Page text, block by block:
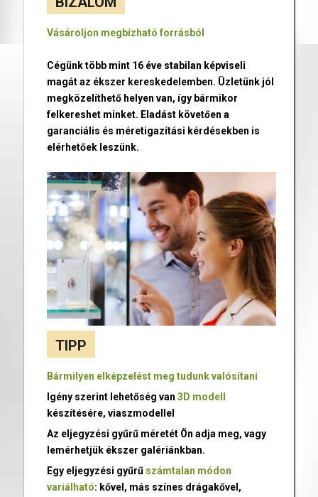
Vásároljon megbízható forrásból
Cégünk több mint 16 éve stabilan képviseli
magát az ékszer kereskedelemben. Üzletünk jól
megközelíthető helyen van, így bármikor
felkereshet minket. Eladást követően a
garanciális és méretigazítási kérdésekben is
elérhetőek leszünk.
TIPP
Bármilyen elképzelést meg tudunk valósítani
Igény szerint lehetőség van 3D modell
készítésére, viaszmodellel
Az eljegyzési gyűrű méretét Ön adja meg, vagy
lemérhetjük ékszer galériánkban.
Egy eljegyzési gyűrű számtalan módon
variálható: kővel, más színes drágakővel,